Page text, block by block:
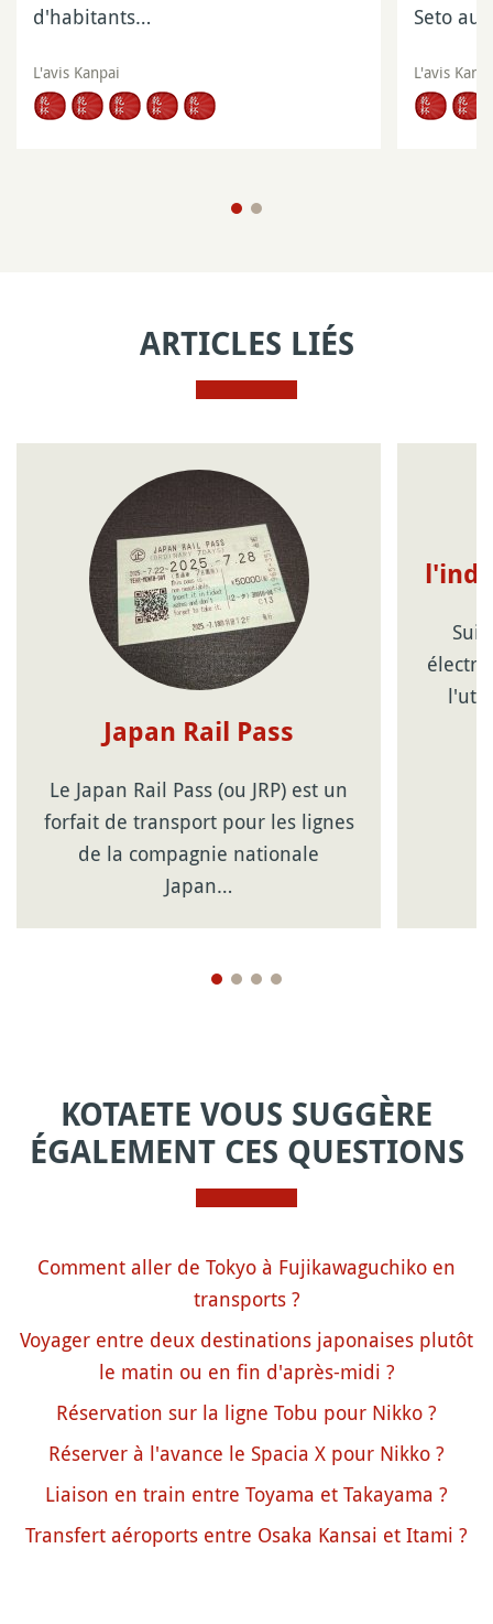
d'habitants…
L'avis Kanpai
Seto au
L'avis
ARTICLES LIÉS
Japan Rail Pass
Le Japan Rail Pass (ou JRP) est un
forfait de transport pour les lignes
de la compagnie nationale
Japan…
KOTAETE VOUS SUGGÈRE
ÉGALEMENT CES QUESTIONS
Comment aller de Tokyo à Fujikawaguchiko en
transports ?
Voyager entre deux destinations japonaises plutôt
le matin ou en fin d'après-midi ?
Réservation sur la ligne Tobu pour Nikko ?
Réserver à l'avance le Spacia X pour Nikko ?
Liaison en train entre Toyama et Takayama ?
Transfert aéroports entre Osaka Kansai et Itami ?